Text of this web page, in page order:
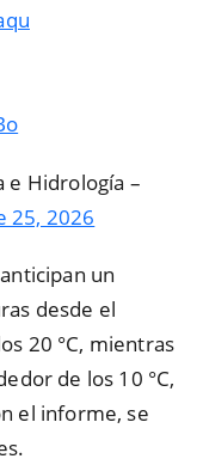
Hidrología –
25, 2026
un
desde el
20 °C, mientras
de los 10 °C,
el informe, se